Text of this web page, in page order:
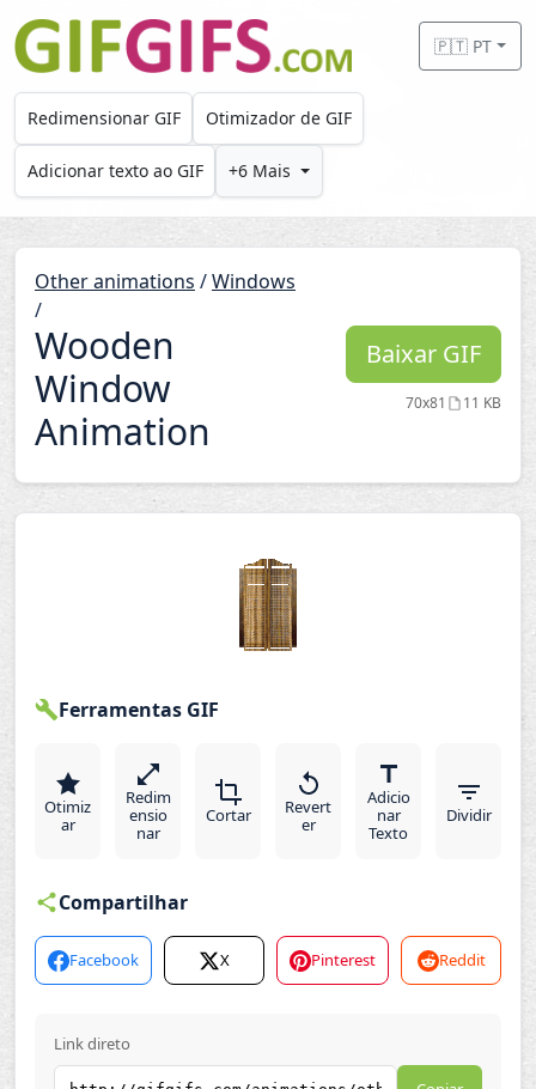
Skip to main content
🇵🇹 PT
Redimensionar GIF Otimizador de GIF
Adicionar texto ao GIF +6 Mais
Other animations /Windows
/
Wooden
Window
Animation
Baixar GIF
70x81 11 KB
Ferramentas GIF
Otimiz
ar
Redim
ensio
nar
Cortar
Revert
er
Adicio
nar
Texto
Dividir
Compartilhar
Facebook X Pinterest Reddit
Link direto